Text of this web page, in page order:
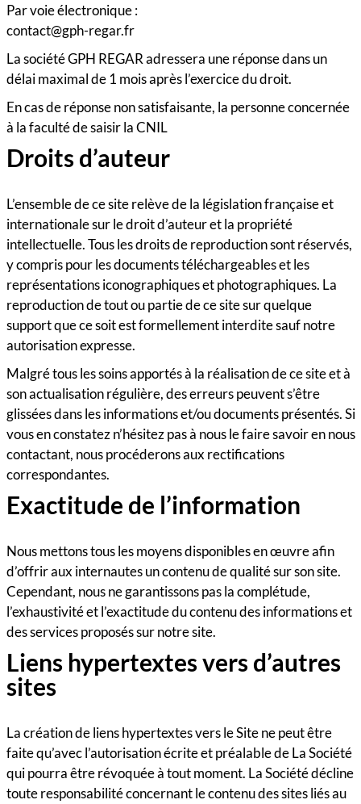
Par voie électronique :
contact@gph-regar.fr
La société GPH REGAR adressera une réponse dans un
délai maximal de 1 mois après l’exercice du droit.
En cas de réponse non satisfaisante, la personne concernée
à la faculté de saisir la CNIL
Droits d’auteur
L’ensemble de ce site relève de la législation française et
internationale sur le droit d’auteur et la propriété
intellectuelle. Tous les droits de reproduction sont réservés,
y compris pour les documents téléchargeables et les
représentations iconographiques et photographiques. La
reproduction de tout ou partie de ce site sur quelque
support que ce soit est formellement interdite sauf notre
autorisation expresse.
Malgré tous les soins apportés à la réalisation de ce site et à
son actualisation régulière, des erreurs peuvent s’être
glissées dans les informations et/ou documents présentés. Si
vous en constatez n’hésitez pas à nous le faire savoir en nous
contactant, nous procéderons aux rectifications
correspondantes.
Exactitude de l’information
Nous mettons tous les moyens disponibles en œuvre afin
d’offrir aux internautes un contenu de qualité sur son site.
Cependant, nous ne garantissons pas la complétude,
l’exhaustivité et l’exactitude du contenu des informations et
des services proposés sur notre site.
Liens hypertextes vers d’autres
sites
La création de liens hypertextes vers le Site ne peut être
faite qu’avec l’autorisation écrite et préalable de La Société
qui pourra être révoquée à tout moment. La Société décline
toute responsabilité concernant le contenu des sites liés au